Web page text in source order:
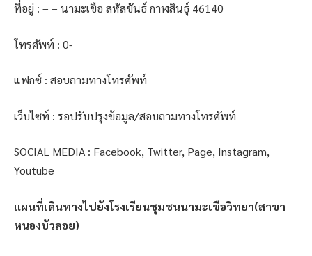
ที่อยู่ : – – นามะเขือ สหัสขันธ์ กาฬสินธุ์ 46140
โทรศัพท์ : 0-
แฟกซ์ : สอบถามทางโทรศัพท์
เว็บไซท์ : รอปรับปรุงข้อมูล/สอบถามทางโทรศัพท์
SOCIAL MEDIA : Facebook, Twitter, Page, Instagram,
Youtube
แผนที่เดินทางไปยังโรงเรียนชุมชนนามะเขือวิทยา(สาขา
หนองบัวลอย)